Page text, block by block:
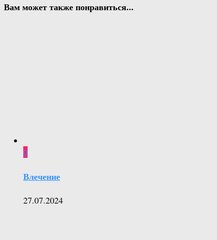
Вам может также понравиться...
0
Влечение
27.07.2024